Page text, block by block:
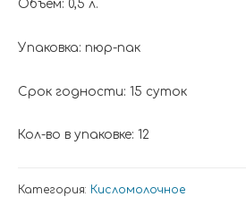
Объем: 0,5 л.
Упаковка: пюр-пак
Срок годности: 15 суток
Кол-во в упаковке: 12
Категория: Кисломолочное